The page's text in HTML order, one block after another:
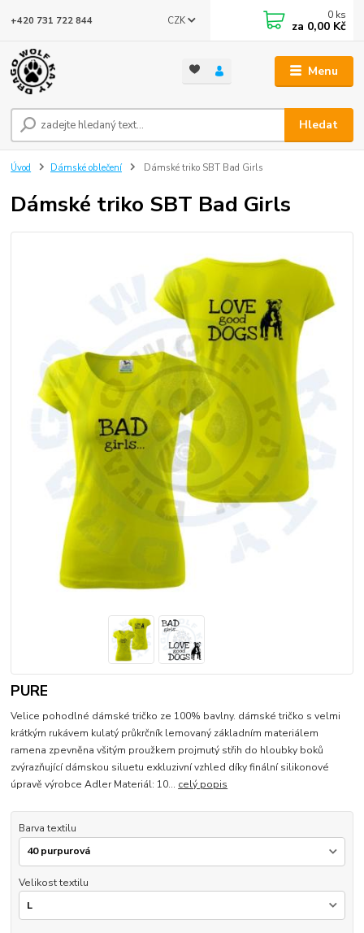
Menu
CZK
Hledat
+420 731 722 844 0 ks
za 0,00 Kč
Úvod Dámské oblečení Dámské triko SBT Bad Girls
Dámské triko SBT Bad Girls
PURE
Velice pohodlné dámské tričko ze 100% bavlny. dámské tričko s velmi
krátkým rukávem kulatý průkrčník lemovaný základním materiálem
ramena zpevněna všitým proužkem projmutý střih do hloubky boků
zvýrazňující dámskou siluetu exkluzivní vzhled díky finální silikonové
úpravě výrobce Adler Materiál: 10... celý popis
Barva textilu
Velikost textilu